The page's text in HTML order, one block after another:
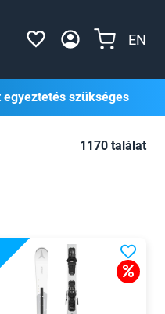
EN
szükséges
1170 találat